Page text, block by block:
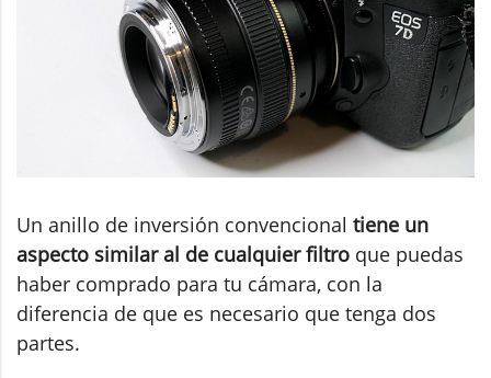
Un anillo de inversión convencional tiene un
aspecto similar al de cualquier filtro que puedas
haber comprado para tu cámara, con la
diferencia de que es necesario que tenga dos
partes.